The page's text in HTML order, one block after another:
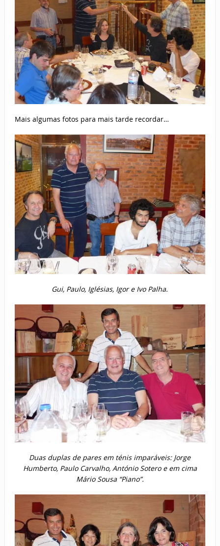
Mais algumas fotos para mais tarde recordar…
Gui, Paulo, Iglésias, Igor e Ivo Palha.
Duas duplas de pares em ténis imparáveis: Jorge
Humberto, Paulo Carvalho, António Sotero e em cima
Mário Sousa “Piano”.